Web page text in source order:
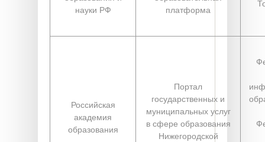
науки РФ
платформа
Российская
академия
образования
Портал
государственных и
муниципальных услуг
в сфере образования
Нижегородской